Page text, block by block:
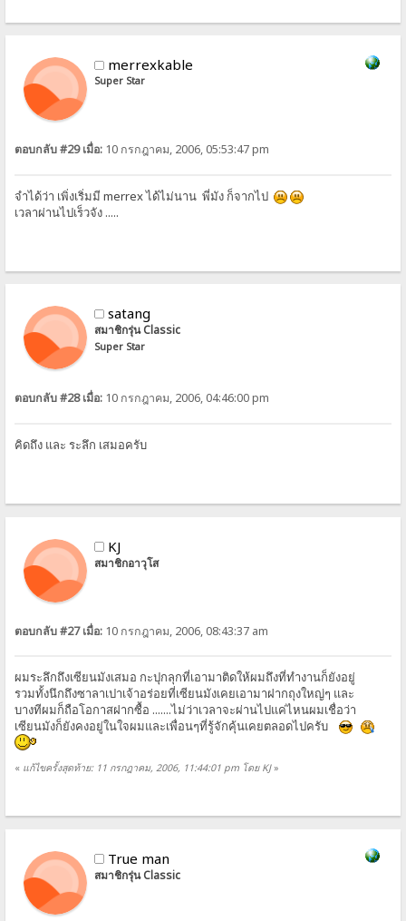
merrexkable
Super Star
ตอบกลับ #29 เมื่อ: 10 กรกฎาคม, 2006, 05:53:47 pm
จำได้ว่า เพิ่งเริ่มมี merrex ได้ไม่นาน พี่มัง ก็จากไป
เวลาผ่านไปเร็วจัง .....
satang
สมาชิกรุ่น Classic
Super Star
ตอบกลับ #28 เมื่อ: 10 กรกฎาคม, 2006, 04:46:00 pm
คิดถึง และ ระลึก เสมอครับ
KJ
สมาชิกอาวุโส
ตอบกลับ #27 เมื่อ: 10 กรกฎาคม, 2006, 08:43:37 am
ผมระลึกถึงเซียนมังเสมอ กะปุกลุกที่เอามาติดให้ผมถึงที่ทำงานก็ยังอยู่
รวมทั้งนึกถึงซาลาเปาเจ้าอร่อยที่เซียนมังเคยเอามาฝากถุงใหญ่ๆ และ
บางทีผมก็ถือโอกาสฝากซื้อ .......ไม่ว่าเวลาจะผ่านไปแค่ไหนผมเชื่อว่า
เซียนมังก็ยังคงอยู่ในใจผมและเพื่อนๆที่รู้จักคุ้นเคยตลอดไปครับ
« แก้ไขครั้งสุดท้าย: 11 กรกฎาคม, 2006, 11:44:01 pm โดย KJ»
True man
สมาชิกรุ่น Classic